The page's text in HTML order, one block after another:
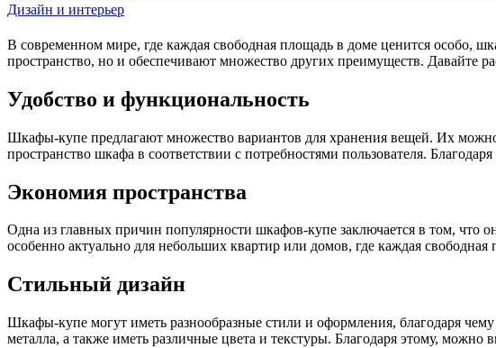
Дизайн и интерьер
В современном мире, где каждая свободная площадь в доме ценится особо,
пространство, но и обеспечивают множество других преимуществ. Давайте
Удобство и функциональность
Шкафы-купе предлагают множество вариантов для хранения вещей. Их
пространство шкафа в соответствии с потребностями пользователя.
Экономия пространства
Одна из главных причин популярности шкафов-купе заключается в том, что
особенно актуально для небольших квартир или домов, где каждая свободная
Стильный дизайн
Шкафы-купе могут иметь разнообразные стили и оформления, благодаря
металла, а также иметь различные цвета и текстуры. Благодаря этому,